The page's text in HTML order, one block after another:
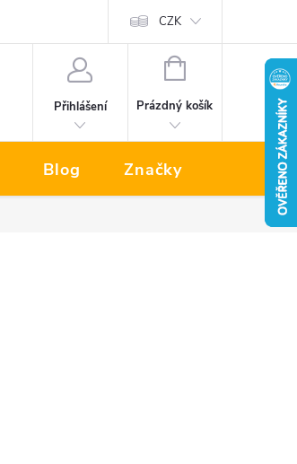
CZK
Přihlášení
NÁKUPNÍ
Prázdný košík
Blog Značky